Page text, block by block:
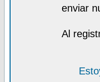
enviar
Al